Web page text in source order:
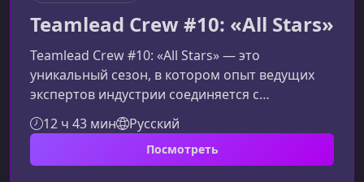
Teamlead Crew #10: «All Stars»
Teamlead Crew #10: «All Stars» — это
уникальный сезон, в котором опыт ведущих
экспертов индустрии соединяется с
реальными вызовами современного тимлида.
В фокусе — управленческая зрелость,
эмоциональная устойчивость и навык
12 ч 43 мин Русский
Посмотреть